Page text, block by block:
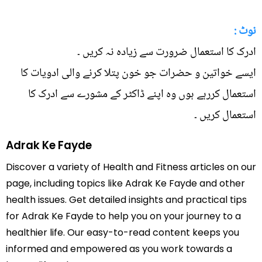
نوٹ :
ادرک کا استعمال ضرورت سے زیادہ نہ کریں ۔
ایسے خواتین و حضرات جو خون پتلا کرنے والی ادویات کا
استعمال کررہے ہوں وہ اپنے ڈاکٹر کے مشورے سے ادرک کا
استعمال کریں ۔
Adrak Ke Fayde
Discover a variety of Health and Fitness articles on our
page, including topics like Adrak Ke Fayde and other
health issues. Get detailed insights and practical tips
for Adrak Ke Fayde to help you on your journey to a
healthier life. Our easy-to-read content keeps you
informed and empowered as you work towards a